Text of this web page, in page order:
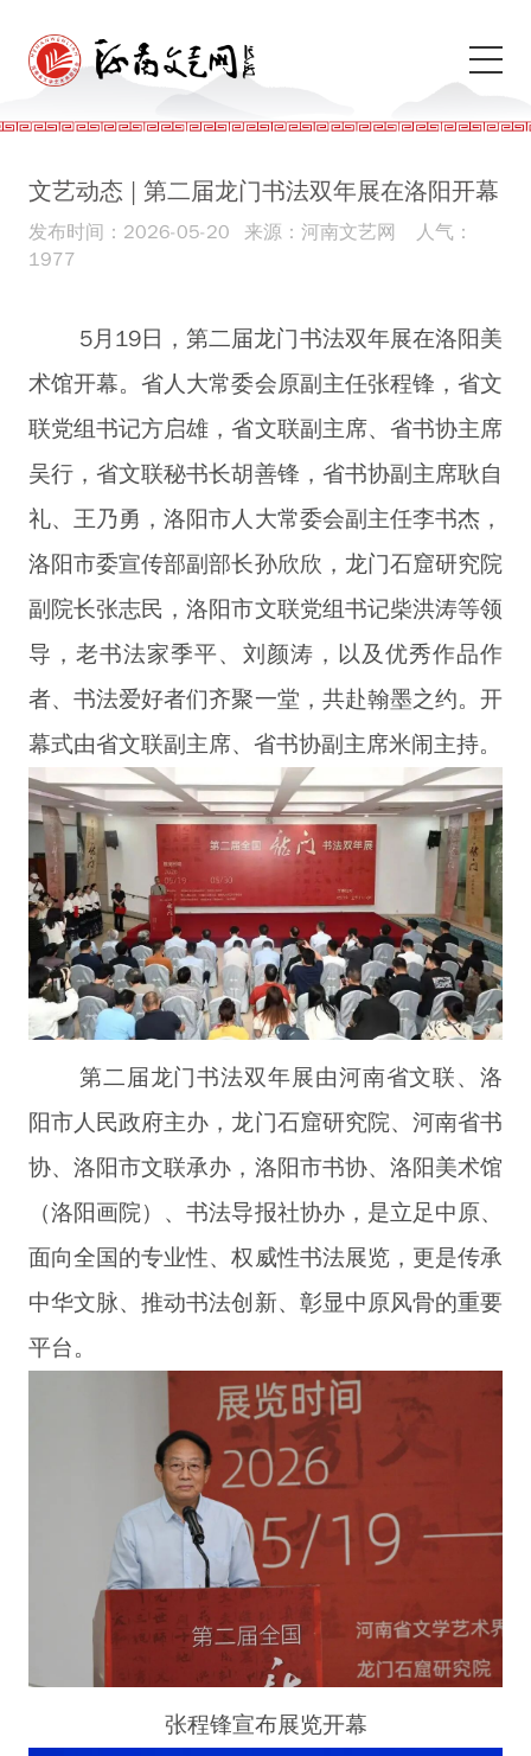
文艺动态 | 第二届龙门书法双年展在洛阳开幕
发布时间：2026-05-20 来源：河南文艺网
人气：
1977
5月19日，第二届龙门书法双年展在洛阳美
术馆开幕。省人大常委会原副主任张程锋，省文
联党组书记方启雄，省文联副主席、省书协主席
吴行，省文联秘书长胡善锋，省书协副主席耿自
礼、王乃勇，洛阳市人大常委会副主任李书杰，
洛阳市委宣传部副部长孙欣欣，龙门石窟研究院
副院长张志民，洛阳市文联党组书记柴洪涛等领
导，老书法家季平、 刘颜涛， 以及优秀作品作
者、书法爱好者们齐聚一堂，共赴翰墨之约。开
幕式由省文联副主席、省书协副主席米闹主持。
第二届龙门书法双年展由河南省文联、洛
阳市人民政府主办，龙门石窟研究院、河南省书
协、洛阳市文联承办，洛阳市书协、洛阳美术馆
（洛阳画院）、书法导报社协办，是立足中原、
面向全国的专业性、权威性书法展览，更是传承
中华文脉、推动书法创新、彰显中原风骨的重要
平台。
张程锋宣布展览开幕